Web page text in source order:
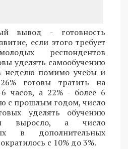
вывод - готовность
если этого требует
респондентов
уделять самообучению
неделю помимо учебы и
готовы тратить на
6 часов, а 22% - более 6
с прошлым годом, число
уделять обучению
выросло, а число
в дополнительных
с 10% до 3%.